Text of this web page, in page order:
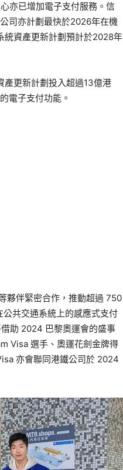
亦已增加電子支付服務。信
司亦計劃最快於2026年在機
統資產更新計劃預計於2028年
產更新計劃投入超過13億港
電子支付功能。
夥伴緊密合作，推動超過 750
共交通系統上的感應式支付
助 2024 巴黎奧運會的盛事
Visa 選手、奧運花劍金牌得
亦會聯同港鐵公司於 2024